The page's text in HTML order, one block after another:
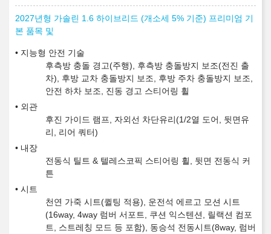
2027년형 가솔린 1.6 하이브리드 (개소세 5% 기준) 프리미엄 기
본 품목 및
지능형 안전 기술
후측방 충돌 경고(주행), 후측방 충돌방지 보조(전진 출
차), 후방 교차 충돌방지 보조, 후방 주차 충돌방지 보조,
안전 하차 보조, 진동 경고 스티어링 휠
외관
후진 가이드 램프, 자외선 차단유리(1/2열 도어, 뒷면유
리, 리어 쿼터)
내장
전동식 틸트 & 텔레스코픽 스티어링 휠, 뒷면 전동식 커
튼
시트
천연 가죽 시트(퀼팅 적용), 운전석 에르고 모션 시트
(16way, 4way 럼버 서포트, 쿠션 익스텐션, 릴랙션 컴포
트, 스트레칭 모드 등 포함), 동승석 전동시트(8way, 럼버